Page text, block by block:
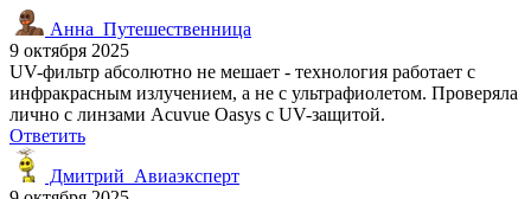
Анна_Путешественница
9 октября 2025
UV-фильтр абсолютно не мешает - технология работает с
инфракрасным излучением, а не с ультрафиолетом. Проверяла
лично с линзами Acuvue Oasys с UV-защитой.
Ответить
Дмитрий_Авиаэксперт